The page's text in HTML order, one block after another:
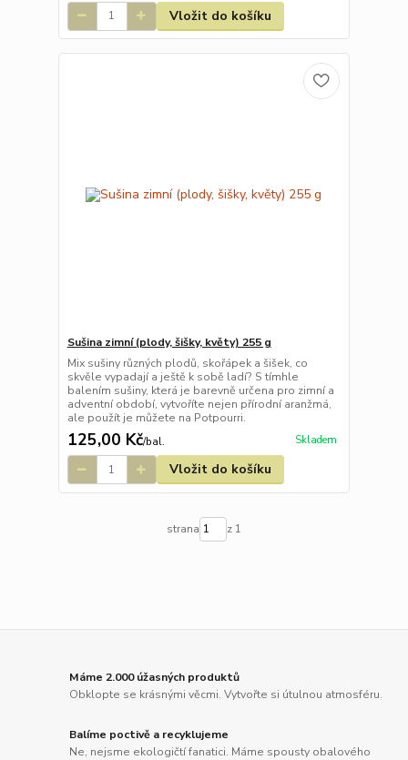
Vložit do košíku
Sušina zimní (plody, šišky, květy) 255 g
Mix sušiny různých plodů, skořápek a šišek, co
skvěle vypadají a ještě k sobě ladí? S tímhle
balením sušiny, která je barevně určena pro zimní a
adventní období, vytvoříte nejen přírodní aranžmá,
ale použít je můžete na Potpourri.
125,00 Kč/bal. Skladem
Vložit do košíku
strana z 1
Máme 2.000 úžasných produktů
Obklopte se krásnými věcmi. Vytvořte si útulnou atmosféru.
Balíme poctivě a recyklujeme
Ne, nejsme ekologičtí fanatici. Máme spousty obalového